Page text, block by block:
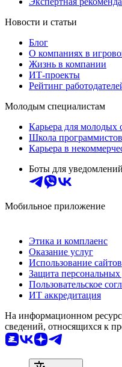
Новости и статьи
Блог
О компаниях в
Жизнь в компании
ИТ-проекты
Рейтинг
Молодым специалистам
Карьера для молодых
Школа программистов
Карьера в
Боты для уведомлений
Мобильное приложение
Этика и комплаенс
Оказание услуг
Использование сайтов
Защита
Пользовательское
ИТ аккредитация
На информационном
сведений, относящихся к